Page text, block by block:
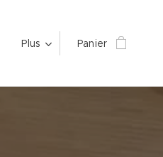
Plus Panier